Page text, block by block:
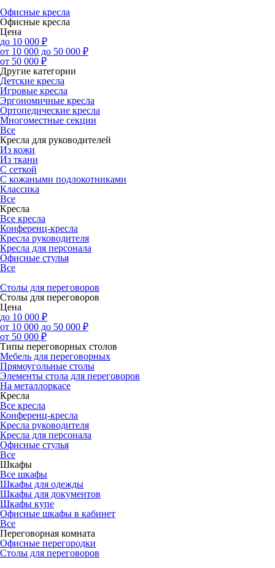
Офисные кресла
Офисные кресла
Цена
до 10 000 ₽
от 10 000 до 50 000 ₽
от 50 000 ₽
Другие категории
Детские кресла
Игровые кресла
Эргономичные кресла
Ортопедические кресла
Многоместные секции
Все
Кресла для руководителей
Из кожи
Из ткани
С сеткой
С кожаными подлокотниками
Классика
Все
Кресла
Все кресла
Конференц-кресла
Кресла руководителя
Кресла для персонала
Офисные стулья
Все
Столы для переговоров
Столы для переговоров
Цена
до 10 000 ₽
от 10 000 до 50 000 ₽
от 50 000 ₽
Типы переговорных столов
Мебель для переговорных
Прямоугольные столы
Элементы стола для переговоров
На металлоркасе
Кресла
Все кресла
Конференц-кресла
Кресла руководителя
Кресла для персонала
Офисные стулья
Все
Шкафы
Все шкафы
Шкафы для одежды
Шкафы для документов
Шкафы купе
Офисные шкафы в кабинет
Все
Переговорная комната
Офисные перегородки
Столы для переговоров